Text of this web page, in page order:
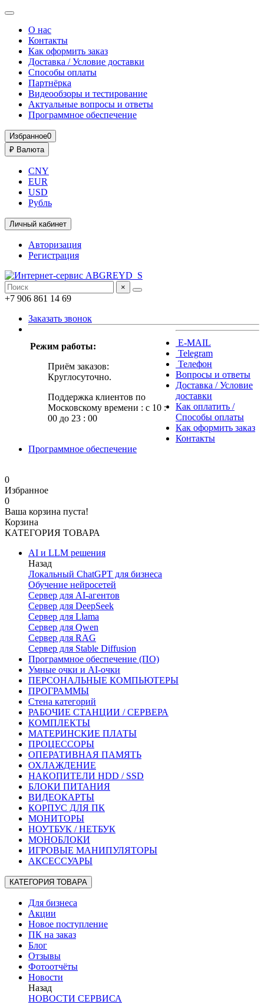
О нас
Контакты
Как оформить заказ
Доставка / Условие доставки
Способы оплаты
Партнёрка
Видеообзоры и тестирование
Актуальные вопросы и ответы
Программное обеспечение
Избранное0
₽ Валюта
CNY
EUR
USD
Рубль
Личный кабинет
Авторизация
Регистрация
×
+7 906 861 14 69
Заказать звонок
Режим работы:
Приём заказов:
Круглосуточно.
Поддержка клиентов по
Московскому времени : с 10 :
00 до 23 : 00
E-MAIL
Telegram
Телефон
Вопросы и ответы
Доставка / Условие
доставки
Как оплатить /
Способы оплаты
Как оформить заказ
Контакты
Программное обеспечение
0
Избранное
0
Ваша корзина пуста!
Корзина
КАТЕГОРИЯ ТОВАРА
AI и LLM решения
Назад
Локальный ChatGPT для бизнеса
Обучение нейросетей
Сервер для AI-агентов
Сервер для DeepSeek
Сервер для Llama
Сервер для Qwen
Сервер для RAG
Сервер для Stable Diffusion
Программное обеспечение (ПО)
Умные очки и AI-очки
ПЕРСОНАЛЬНЫЕ КОМПЬЮТЕРЫ
ПРОГРАММЫ
Стена категорий
РАБОЧИЕ СТАНЦИИ / СЕРВЕРА
КОМПЛЕКТЫ
МАТЕРИНСКИЕ ПЛАТЫ
ПРОЦЕССОРЫ
ОПЕРАТИВНАЯ ПАМЯТЬ
ОХЛАЖДЕНИЕ
НАКОПИТЕЛИ HDD / SSD
БЛОКИ ПИТАНИЯ
ВИДЕОКАРТЫ
КОРПУС ДЛЯ ПК
МОНИТОРЫ
НОУТБУК / НЕТБУК
МОНОБЛОКИ
ИГРОВЫЕ МАНИПУЛЯТОРЫ
АКСЕССУАРЫ
КАТЕГОРИЯ ТОВАРА
Для бизнеса
Акции
Новое поступление
ПК на заказ
Блог
Отзывы
Фотоотчёты
Новости
Назад
НОВОСТИ СЕРВИСА